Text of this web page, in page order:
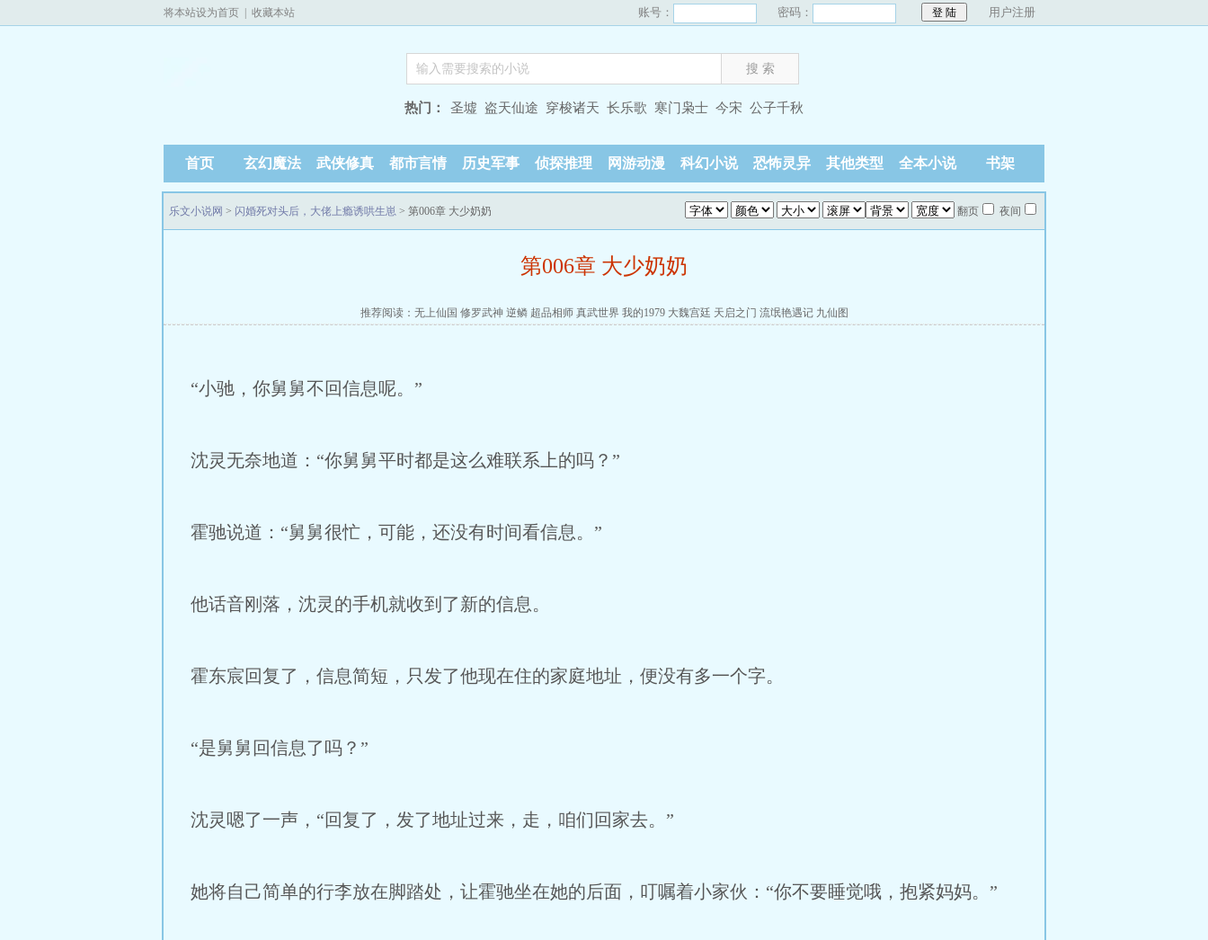
将本站设为首页 收藏本站 账号： 密码： 用户注册
热门： 圣墟 盗天仙途 穿梭诸天 长乐歌 寒门枭士 今宋 公子千秋
首页 玄幻魔法 武侠修真 都市言情 历史军事 侦探推理 网游动漫 科幻小说 恐怖灵异 其他类型 全本小说 书架
乐文小说网 > 闪婚死对头后，大佬上瘾诱哄生崽 > 第006章 大少奶奶 翻页 夜间
第006章 大少奶奶
推荐阅读： 无上仙国 修罗武神 逆鳞 超品相师 真武世界 我的1979 大魏宫廷 天启之门 流氓艳遇记 九仙图
“小驰，你舅舅不回信息呢。”
沈灵无奈地道：“你舅舅平时都是这么难联系上的吗？”
霍驰说道：“舅舅很忙，可能，还没有时间看信息。”
他话音刚落，沈灵的手机就收到了新的信息。
霍东宸回复了，信息简短，只发了他现在住的家庭地址，便没有多一个字。
“是舅舅回信息了吗？”
沈灵嗯了一声，“回复了，发了地址过来，走，咱们回家去。”
她将自己简单的行李放在脚踏处，让霍驰坐在她的后面，叮嘱着小家伙：“你不要睡觉哦，抱紧妈妈。”